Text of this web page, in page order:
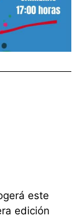
este
edición